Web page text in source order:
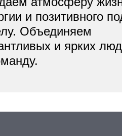
и позитивного
Объединяем
и ярких